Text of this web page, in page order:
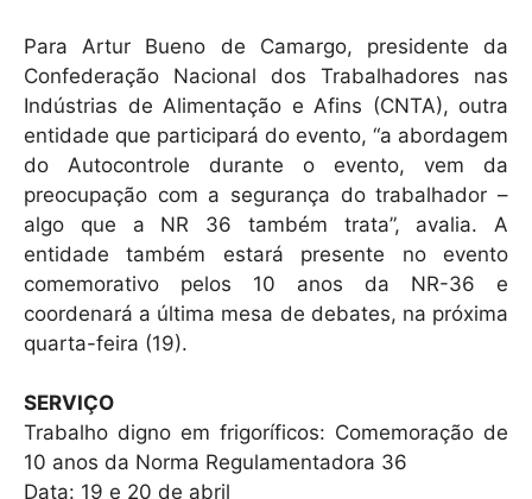
Para Artur Bueno de Camargo, presidente da
Confederação Nacional dos Trabalhadores nas
Indústrias de Alimentação e Afins (CNTA), outra
entidade que participará do evento, “a abordagem
do Autocontrole durante o evento, vem da
preocupação com a segurança do trabalhador –
algo que a NR 36 também trata”, avalia. A
entidade também estará presente no evento
comemorativo pelos 10 anos da NR-36 e
coordenará a última mesa de debates, na próxima
quarta-feira (19).
SERVIÇO
Trabalho digno em frigoríficos: Comemoração de
10 anos da Norma Regulamentadora 36
Data: 19 e 20 de abril